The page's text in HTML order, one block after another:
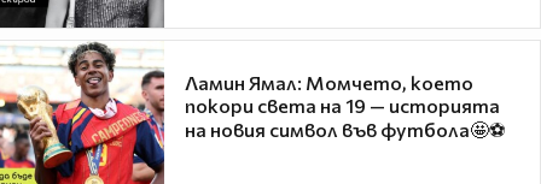
Ламин Ямал: Момчето, което
покори света на 19 — историята
на новия символ във футбола🤩⚽